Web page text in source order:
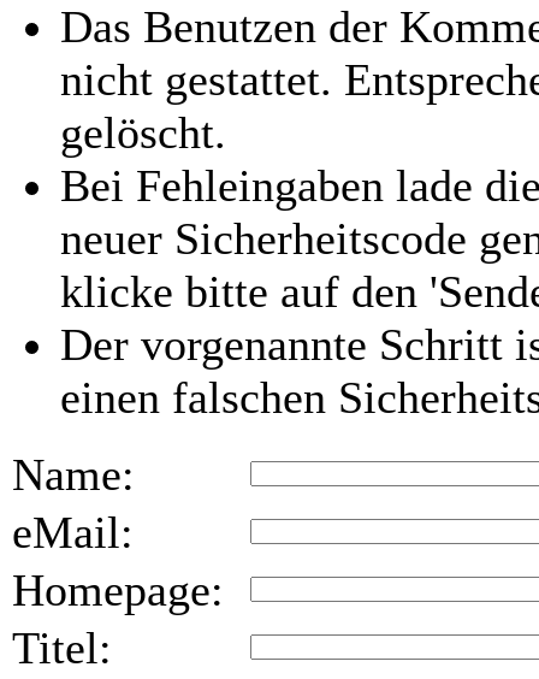
Das Benutzen der
nicht gestattet.
gelöscht.
Bei Fehleingaben lade
neuer Sicherheitscode
klicke bitte auf den
Der vorgenannte Schritt
einen falschen
Name:
eMail:
Homepage:
Titel: